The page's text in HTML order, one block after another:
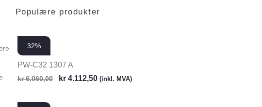
Populære produkter
32%
PW-C32 1307 A
kr6.060,00 kr4.112,50 (inkl. MVA)